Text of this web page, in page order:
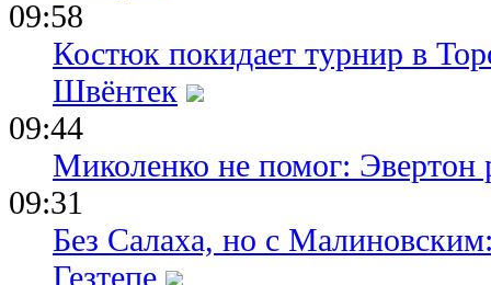
09:58
Костюк покидает турнир в
Швёнтек
09:44
Миколенко не помог: Эвертон
09:31
Без Салаха, но с
Гезтепе